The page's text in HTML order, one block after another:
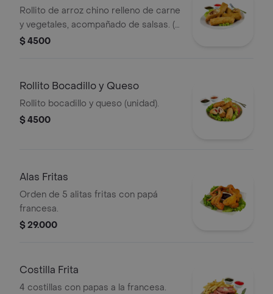
Rollito de arroz chino relleno de carne
y vegetales, acompañado de salsas. (1
unidad).
$ 4500
Rollito Bocadillo y Queso
Rollito bocadillo y queso (unidad).
$ 4500
Alas Fritas
Orden de 5 alitas fritas con papá
francesa.
$ 29.000
Costilla Frita
4 costillas con papas a la francesa.